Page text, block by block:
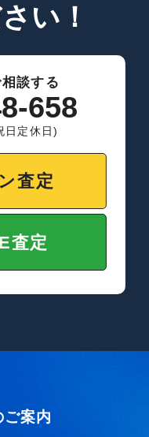
い！
談する
658
定休日)
査定
査定
ご案内